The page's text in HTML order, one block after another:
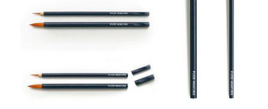
モノづくり技術者専門サイト
電子設計の基本と応用